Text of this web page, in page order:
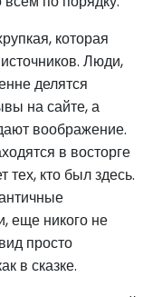
которая
Люди,
делятся
на сайте, а
воображение.
в восторге
тех, кто был здесь.
еще никого не
просто
в сказке.